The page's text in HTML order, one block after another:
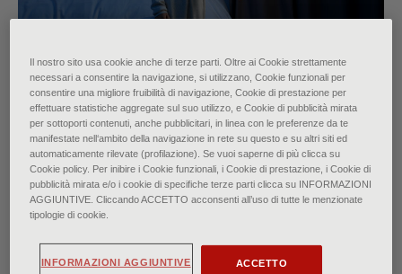
Problematiche della prima
infanzia: disturbo del
sonno, suzione del pollice,
alimentazione selettiva,
inserimento scolastico e
Il nostro sito usa cookie anche di terze parti. Oltre ai Cookie strettamente
necessari a consentire la navigazione, si utilizzano, Cookie funzionali per
consentire una migliore fruibilità di navigazione, Cookie di prestazione per
effettuare statistiche aggregate sul suo utilizzo, e Cookie di pubblicità mirata
per sottoporti contenuti, anche pubblicitari, in linea con le preferenze da te
manifestate nell‘ambito della navigazione in rete su questo e su altri siti ed
automaticamente rilevate (profilazione). Se vuoi saperne di più clicca su
Cookie policy. Per inibire i Cookie funzionali, i Cookie di prestazione, i Cookie di
pubblicità mirata e/o i cookie di specifiche terze parti clicca su INFORMAZIONI
AGGIUNTIVE. Cliccando ACCETTO acconsenti all’uso di tutte le menzionate
tipologie di cookie.
ACCETTO
INFORMAZIONI AGGIUNTIVE